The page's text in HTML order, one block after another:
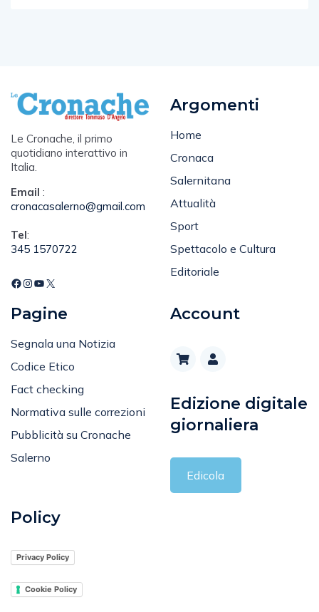
Le Cronache, il primo
quotidiano interattivo in
Italia.
Email :
cronacasalerno@gmail.com
Tel:
345 1570722
Argomenti
Home
Cronaca
Salernitana
Attualità
Sport
Spettacolo e Cultura
Editoriale
Pagine
Segnala una Notizia
Codice Etico
Fact checking
Normativa sulle correzioni
Pubblicità su Cronache
Salerno
Account
Edizione digitale
giornaliera
Edicola
Policy
Privacy Policy
Cookie Policy